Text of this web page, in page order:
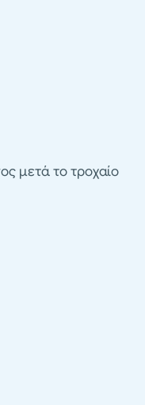
μετά το τροχαίο